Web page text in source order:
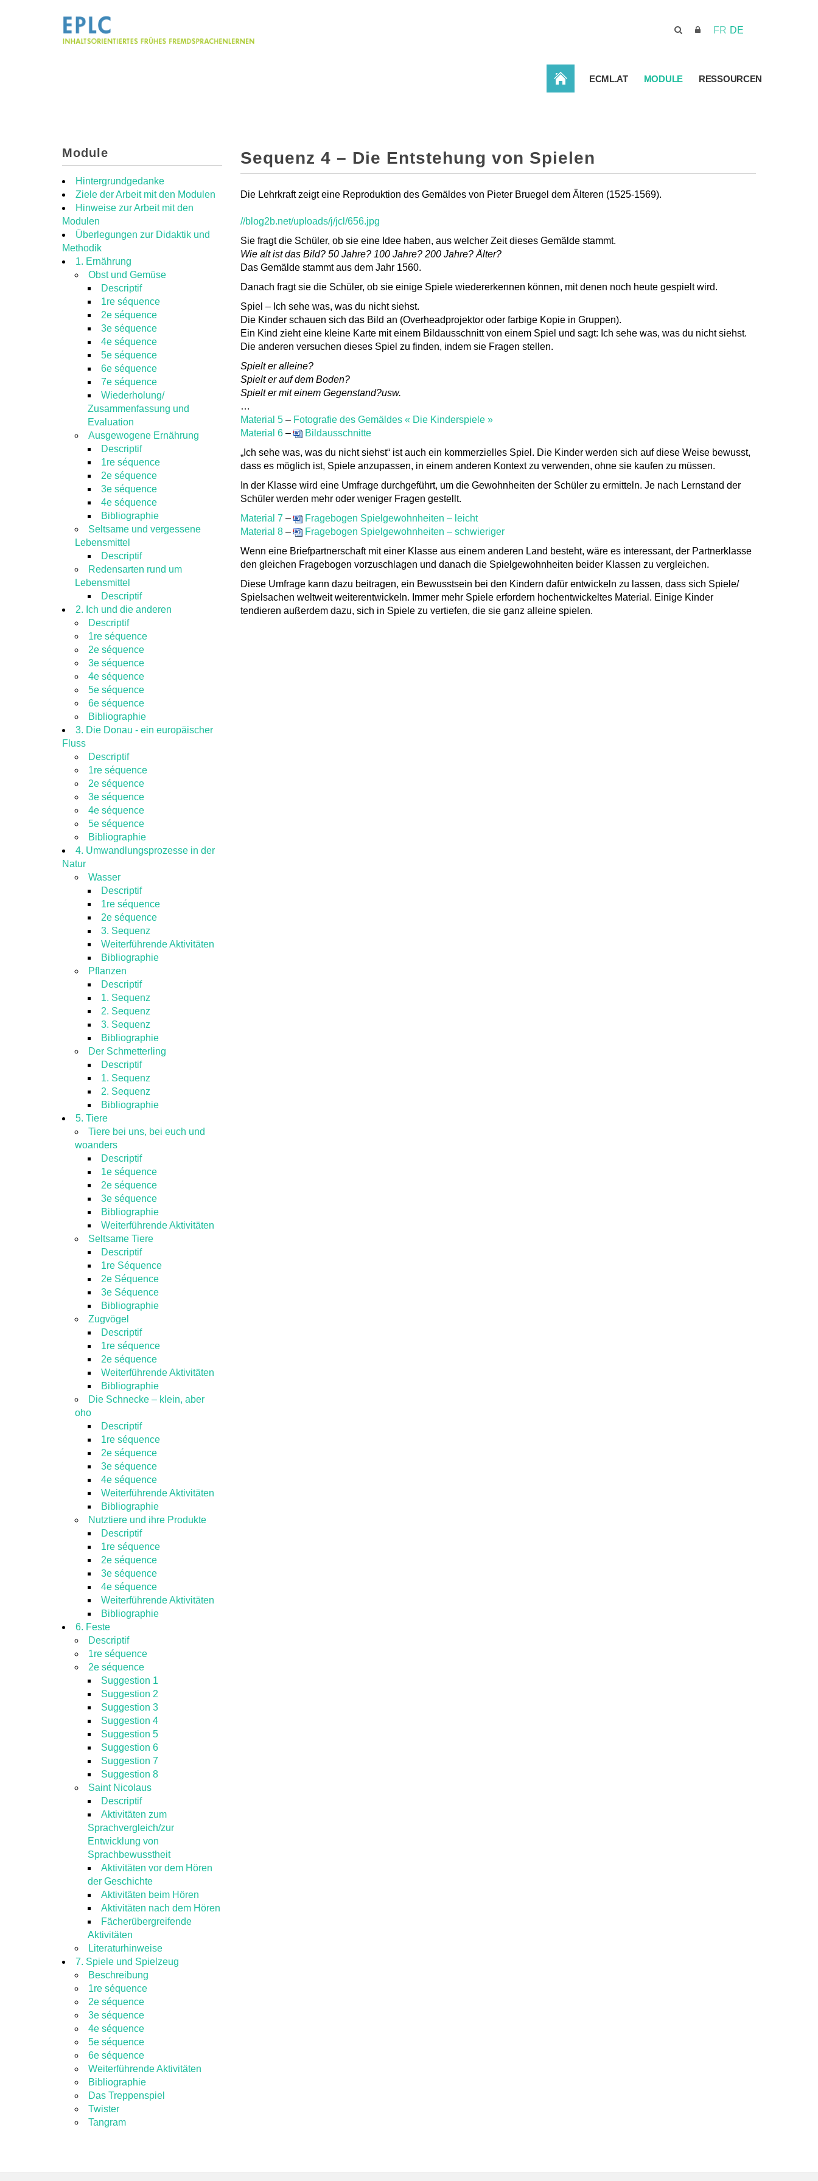
FR DE
STARTSEITEECML.AT MODULE RESSOURCEN
Module
Hintergrundgedanke
Ziele der Arbeit mit den Modulen
Hinweise zur Arbeit mit den
Modulen
Überlegungen zur Didaktik und
Methodik
1. Ernährung
Obst und Gemüse
Descriptif
1re séquence
2e séquence
3e séquence
4e séquence
5e séquence
6e séquence
7e séquence
Wiederholung/
Zusammenfassung und
Evaluation
Ausgewogene Ernährung
Descriptif
1re séquence
2e séquence
3e séquence
4e séquence
Bibliographie
Seltsame und vergessene
Lebensmittel
Descriptif
Redensarten rund um
Lebensmittel
Descriptif
2. Ich und die anderen
Descriptif
1re séquence
2e séquence
3e séquence
4e séquence
5e séquence
6e séquence
Bibliographie
3. Die Donau - ein europäischer
Fluss
Descriptif
1re séquence
2e séquence
3e séquence
4e séquence
5e séquence
Bibliographie
4. Umwandlungsprozesse in der
Natur
Wasser
Descriptif
1re séquence
2e séquence
3. Sequenz
Weiterführende Aktivitäten
Bibliographie
Pflanzen
Descriptif
1. Sequenz
2. Sequenz
3. Sequenz
Bibliographie
Der Schmetterling
Descriptif
1. Sequenz
2. Sequenz
Bibliographie
5. Tiere
Tiere bei uns, bei euch und
woanders
Descriptif
1e séquence
2e séquence
3e séquence
Bibliographie
Weiterführende Aktivitäten
Seltsame Tiere
Descriptif
1re Séquence
2e Séquence
3e Séquence
Bibliographie
Zugvögel
Descriptif
1re séquence
2e séquence
Weiterführende Aktivitäten
Bibliographie
Die Schnecke – klein, aber
oho
Descriptif
1re séquence
2e séquence
3e séquence
4e séquence
Weiterführende Aktivitäten
Bibliographie
Nutztiere und ihre Produkte
Descriptif
1re séquence
2e séquence
3e séquence
4e séquence
Weiterführende Aktivitäten
Bibliographie
6. Feste
Descriptif
1re séquence
2e séquence
Suggestion 1
Suggestion 2
Suggestion 3
Suggestion 4
Suggestion 5
Suggestion 6
Suggestion 7
Suggestion 8
Saint Nicolaus
Descriptif
Aktivitäten zum
Sprachvergleich/zur
Entwicklung von
Sprachbewusstheit
Aktivitäten vor dem Hören
der Geschichte
Aktivitäten beim Hören
Aktivitäten nach dem Hören
Fächerübergreifende
Aktivitäten
Literaturhinweise
7. Spiele und Spielzeug
Beschreibung
1re séquence
2e séquence
3e séquence
4e séquence
5e séquence
6e séquence
Weiterführende Aktivitäten
Bibliographie
Das Treppenspiel
Twister
Tangram
Sequenz 4 – Die Entstehung von Spielen
Die Lehrkraft zeigt eine Reproduktion des Gemäldes von Pieter Bruegel dem Älteren (1525-1569).
//blog2b.net/uploads/j/jcl/656.jpg
Sie fragt die Schüler, ob sie eine Idee haben, aus welcher Zeit dieses Gemälde stammt.
Wie alt ist das Bild? 50 Jahre? 100 Jahre? 200 Jahre? Älter?
Das Gemälde stammt aus dem Jahr 1560.
Danach fragt sie die Schüler, ob sie einige Spiele wiedererkennen können, mit denen noch heute gespielt wird.
Spiel – Ich sehe was, was du nicht siehst.
Die Kinder schauen sich das Bild an (Overheadprojektor oder farbige Kopie in Gruppen).
Ein Kind zieht eine kleine Karte mit einem Bildausschnitt von einem Spiel und sagt: Ich sehe was, was du nicht siehst.
Die anderen versuchen dieses Spiel zu finden, indem sie Fragen stellen.
Spielt er alleine?
Spielt er auf dem Boden?
Spielt er mit einem Gegenstand?usw.
…
Material 5– Fotografie des Gemäldes « Die Kinderspiele »
Material 6–
Bildausschnitte
„Ich sehe was, was du nicht siehst“ ist auch ein kommerzielles Spiel. Die Kinder werden sich auf diese Weise bewusst,
dass es möglich ist, Spiele anzupassen, in einem anderen Kontext zu verwenden, ohne sie kaufen zu müssen.
In der Klasse wird eine Umfrage durchgeführt, um die Gewohnheiten der Schüler zu ermitteln. Je nach Lernstand der
Schüler werden mehr oder weniger Fragen gestellt.
Material 7 –
Fragebogen Spielgewohnheiten – leicht
Material 8–
Fragebogen Spielgewohnheiten – schwieriger
Wenn eine Briefpartnerschaft mit einer Klasse aus einem anderen Land besteht, wäre es interessant, der Partnerklasse
den gleichen Fragebogen vorzuschlagen und danach die Spielgewohnheiten beider Klassen zu vergleichen.
Diese Umfrage kann dazu beitragen, ein Bewusstsein bei den Kindern dafür entwickeln zu lassen, dass sich Spiele/
Spielsachen weltweit weiterentwickeln. Immer mehr Spiele erfordern hochentwickeltes Material. Einige Kinder
tendieren außerdem dazu, sich in Spiele zu vertiefen, die sie ganz alleine spielen.